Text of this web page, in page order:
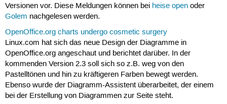
Versionen vor. Diese Meldungen können bei heise openoder
Golem nachgelesen werden.
OpenOffice.org charts undergo cosmetic surgery
Linux.com hat sich das neue Design der Diagramme in
OpenOffice.org angeschaut und berichtet darüber. In der
kommenden Version 2.3 soll sich so z.B. weg von den
Pastelltönen und hin zu kräftigeren Farben bewegt werden.
Ebenso wurde der Diagramm-Assistent überarbeitet, der einem
bei der Erstellung von Diagrammen zur Seite steht.